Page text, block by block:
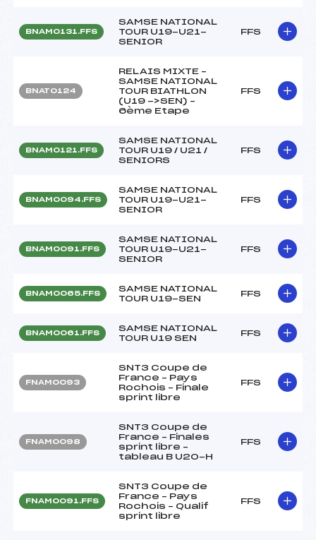
BNAM0131.FFS
SAMSE NATIONAL
TOUR U19-U21-
SENIOR
FFS
BNAT0124
RELAIS MIXTE –
SAMSE NATIONAL
TOUR BIATHLON
(U19 ->SEN) –
6ème Etape
FFS
BNAM0121.FFS
SAMSE NATIONAL
TOUR U19 / U21 /
SENIORS
FFS
BNAM0094.FFS
SAMSE NATIONAL
TOUR U19-U21-
SENIOR
FFS
BNAM0091.FFS
SAMSE NATIONAL
TOUR U19-U21-
SENIOR
FFS
BNAM0065.FFS
SAMSE NATIONAL
TOUR U19-SEN
FFS
BNAM0061.FFS
SAMSE NATIONAL
TOUR U19 SEN
FFS
FNAM0093
SNT3 Coupe de
France – Pays
Rochois – Finale
sprint libre
FFS
FNAM0098
SNT3 Coupe de
France – Finales
sprint libre –
tableau B U20-H
FFS
FNAM0091.FFS
SNT3 Coupe de
France – Pays
Rochois – Qualif
sprint libre
FFS